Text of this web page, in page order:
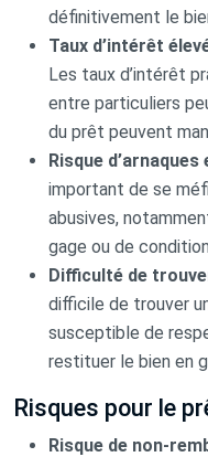
définitivement le
Taux d’intérêt
Les taux d’intérêt
entre particuliers
du prêt peuvent
Risque
important de se
abusives,
gage ou de
Difficulté de
difficile de trouver
susceptible de
restituer le bien en
Risques pour le
Risque de non-